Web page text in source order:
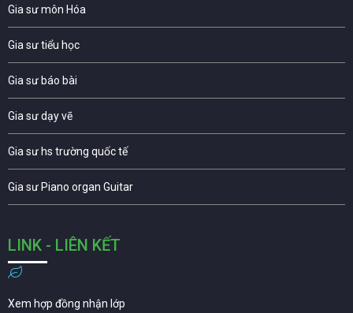
Gia sư môn Hóa
Gia sư tiểu học
Gia sư báo bài
Gia sư dạy vẽ
Gia sư hs trường quốc tế
Gia sư Piano organ Guitar
LINK - LIÊN KẾT
Xem hợp đồng nhận lớp